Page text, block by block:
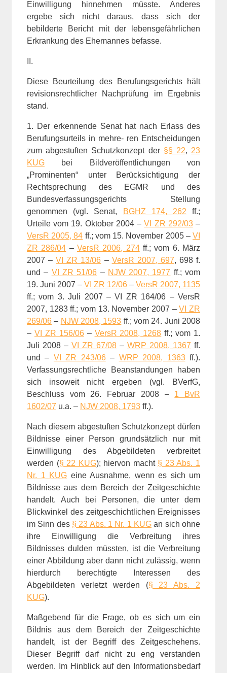
Einwilligung hinnehmen müsste. Anderes
ergebe sich nicht daraus, dass sich der
bebilderte Bericht mit der lebensgefährlichen
Erkrankung des Ehemannes befasse.
II.
Diese Beurteilung des Berufungsgerichts hält
revisionsrechtlicher Nachprüfung im Ergebnis
stand.
1. Der erkennende Senat hat nach Erlass des
Berufungsurteils in mehre- ren Entscheidungen
zum abgestuften Schutzkonzept der §§ 22, 23
KUG bei Bildveröffentlichungen von
„Prominenten“ unter Berücksichtigung der
Rechtsprechung des EGMR und des
Bundesverfassungsgerichts Stellung
genommen (vgl. Senat,
BGHZ 174, 262 ff.;
Urteile vom 19. Oktober 2004 –VI ZR 292/03–
VersR 2005, 84 ff.; vom 15. November 2005 –VI
ZR 286/04 –VersR 2006, 274ff.; vom 6. März
2007 –VI ZR 13/06 – VersR 2007, 697, 698 f.
und – VI ZR 51/06 – NJW 2007, 1977 ff.; vom
19. Juni 2007 – VI ZR 12/06 – VersR 2007, 1135
ff.; vom 3. Juli 2007 – VI ZR 164/06 – VersR
2007, 1283 ff.; vom 13. November 2007 –VI ZR
269/06 – NJW 2008, 1593 ff.; vom 24. Juni 2008
– VI ZR 156/06– VersR 2008, 1268 ff.; vom 1.
Juli 2008 – VI ZR 67/08 – WRP 2008, 1367 ff.
und – VI ZR 243/06– WRP 2008, 1363ff.).
Verfassungsrechtliche Beanstandungen haben
sich insoweit nicht ergeben (vgl. BVerfG,
Beschluss vom 26. Februar 2008 – 1 BvR
1602/07 u.a. – NJW 2008, 1793 ff.).
Nach diesem abgestuften Schutzkonzept dürfen
Bildnisse einer Person grundsätzlich nur mit
Einwilligung des Abgebildeten verbreitet
werden (§ 22 KUG); hiervon macht § 23 Abs. 1
Nr. 1 KUG eine Ausnahme, wenn es sich um
Bildnisse aus dem Bereich der Zeitgeschichte
handelt. Auch bei Personen, die unter dem
Blickwinkel des zeitgeschichtlichen Ereignisses
im Sinn des § 23 Abs. 1 Nr. 1 KUG an sich ohne
ihre Einwilligung die Verbreitung ihres
Bildnisses dulden müssten, ist die Verbreitung
einer Abbildung aber dann nicht zulässig, wenn
hierdurch berechtigte Interessen des
Abgebildeten verletzt werden (§ 23 Abs. 2
KUG).
Maßgebend für die Frage, ob es sich um ein
Bildnis aus dem Bereich der Zeitgeschichte
handelt, ist der Begriff des Zeitgeschehens.
Dieser Begriff darf nicht zu eng verstanden
werden. Im Hinblick auf den Informationsbedarf